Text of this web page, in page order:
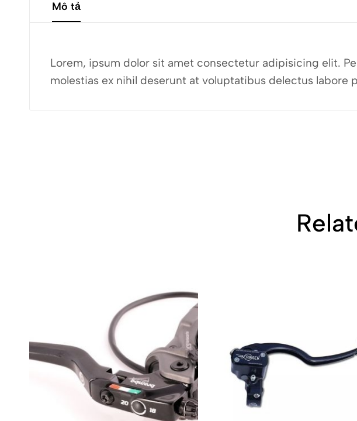
Mô tả
Lorem, ipsum dolor sit amet consectetur adipisicing elit.
molestias ex nihil deserunt at voluptatibus delectus labore